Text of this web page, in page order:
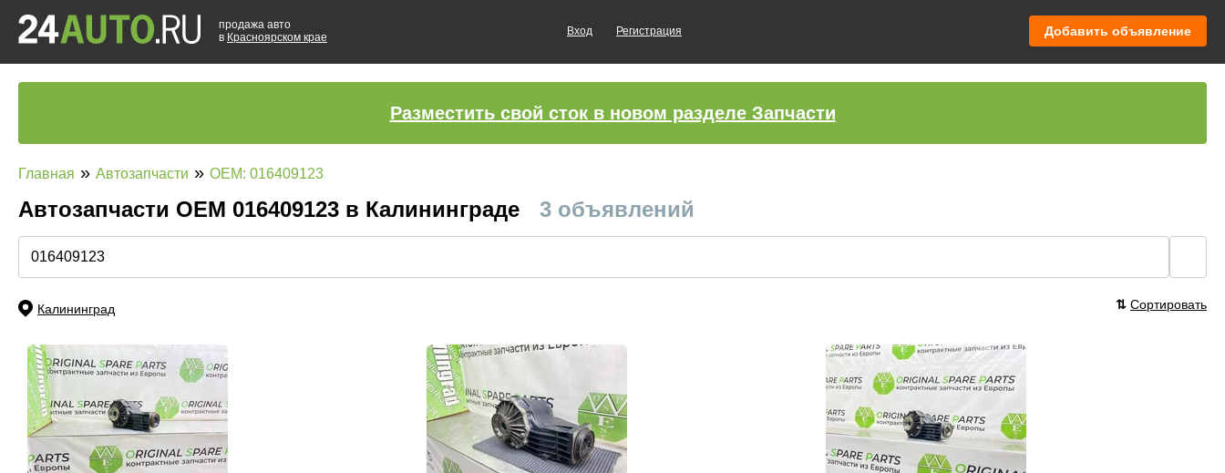
продажа авто
в Красноярском крае
Вход Регистрация Добавить объявление
Разместить свой сток в новом разделе Запчасти
Главная » Автозапчасти » OEM: 016409123
Автозапчасти ОЕМ 016409123 в Калининграде 3 объявлений
Калининград ⇅ Сортировать